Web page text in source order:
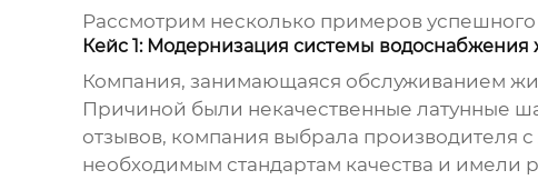
Рассмотрим несколько примеров
Кейс 1: Модернизация системы водоснабжения
Компания, занимающаяся обслуживанием
Причиной были некачественные латунные
отзывов, компания выбрала производителя
необходимым стандартам качества и имели